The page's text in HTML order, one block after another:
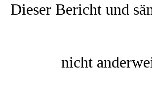
Dieser Bericht und
nicht